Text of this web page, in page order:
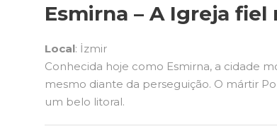
Esmirna – A Igreja
Local: İzmir
Conhecida hoje como Esmirna, a cidade
mesmo diante da perseguição. O mártir
um belo litoral.